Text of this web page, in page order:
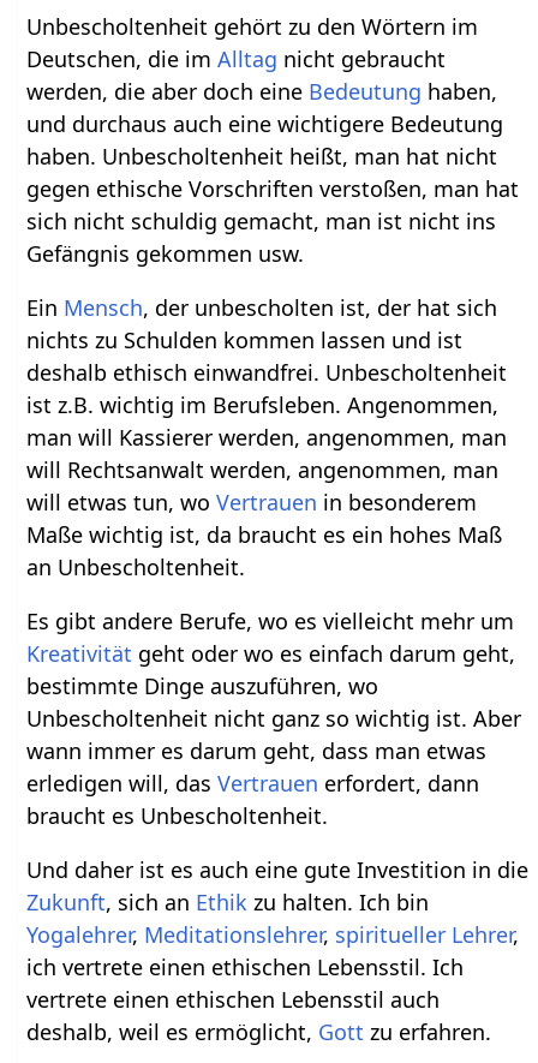
Unbescholtenheit gehört zu den Wörtern im
Deutschen, die imAlltag nicht gebraucht
werden, die aber doch eine Bedeutung haben,
und durchaus auch eine wichtigere Bedeutung
haben. Unbescholtenheit heißt, man hat nicht
gegen ethische Vorschriften verstoßen, man hat
sich nicht schuldig gemacht, man ist nicht ins
Gefängnis gekommen usw.
Ein Mensch, der unbescholten ist, der hat sich
nichts zu Schulden kommen lassen und ist
deshalb ethisch einwandfrei. Unbescholtenheit
ist z.B. wichtig im Berufsleben. Angenommen,
man will Kassierer werden, angenommen, man
will Rechtsanwalt werden, angenommen, man
will etwas tun, woVertrauen in besonderem
Maße wichtig ist, da braucht es ein hohes Maß
an Unbescholtenheit.
Es gibt andere Berufe, wo es vielleicht mehr um
Kreativität geht oder wo es einfach darum geht,
bestimmte Dinge auszuführen, wo
Unbescholtenheit nicht ganz so wichtig ist. Aber
wann immer es darum geht, dass man etwas
erledigen will, dasVertrauen erfordert, dann
braucht es Unbescholtenheit.
Und daher ist es auch eine gute Investition in die
Zukunft, sich an Ethik zu halten. Ich bin
Yogalehrer, Meditationslehrer, spiritueller Lehrer,
ich vertrete einen ethischen Lebensstil. Ich
vertrete einen ethischen Lebensstil auch
deshalb, weil es ermöglicht, Gott zu erfahren.